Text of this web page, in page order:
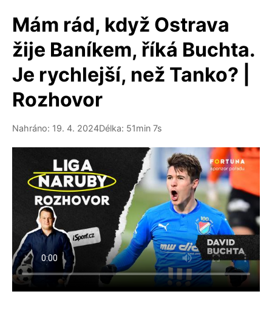
Mám rád, když Ostrava
žije Baníkem, říká Buchta.
Je rychlejší, než Tanko? |
Rozhovor
Nahráno: 19. 4. 2024Délka: 51min 7s